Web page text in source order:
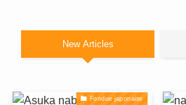
New Articles
Fondue japonaise